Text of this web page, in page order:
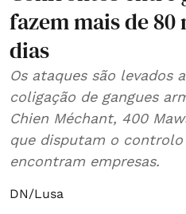
fazem mais de
dias
Os ataques são levados
coligação de gangues
Chien Méchant, 400
que disputam o
encontram empresas.
DN/Lusa